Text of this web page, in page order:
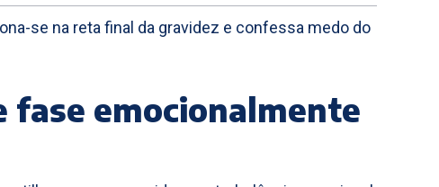
se na reta final da gravidez e confessa medo do
emocionalmente